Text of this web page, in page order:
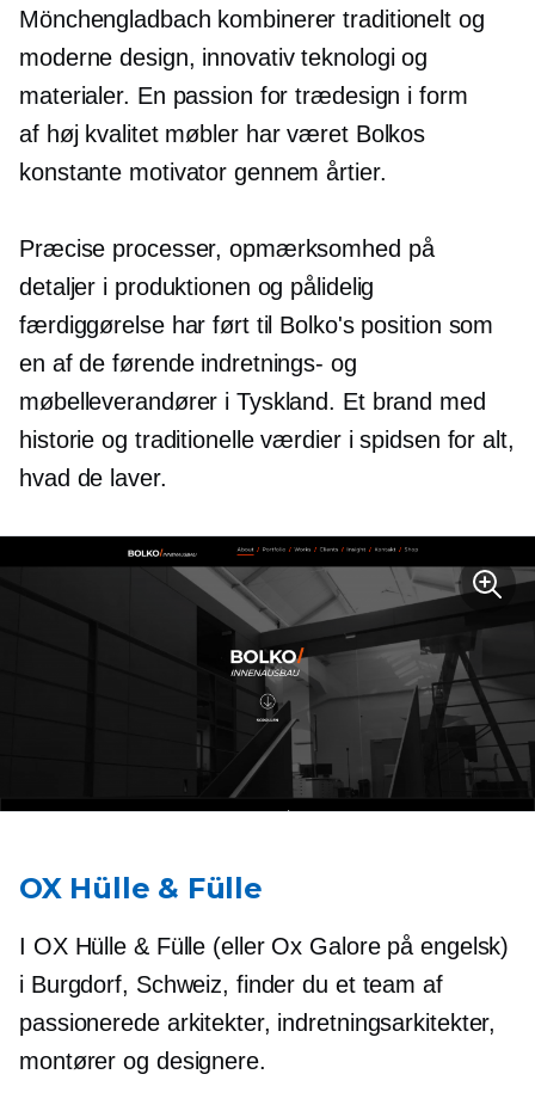
Mönchengladbach kombinerer traditionelt og
moderne design, innovativ teknologi og
materialer. En passion for trædesign i form
af høj kvalitetmøbler har været Bolkos
konstante motivator gennem årtier.
Præcise processer, opmærksomhed på
detaljer i produktionen og pålidelig
færdiggørelse har ført til Bolko's position som
en af ​​de førende indretnings- og
møbelleverandører i Tyskland. Et brand med
historie og traditionelle værdier i spidsen for alt,
hvad de laver.
OX Hülle & Fülle
I OX Hülle & Fülle (eller Ox Galore på engelsk)
i Burgdorf, Schweiz, finder du et team af
passionerede arkitekter, indretningsarkitekter,
montører og designere.